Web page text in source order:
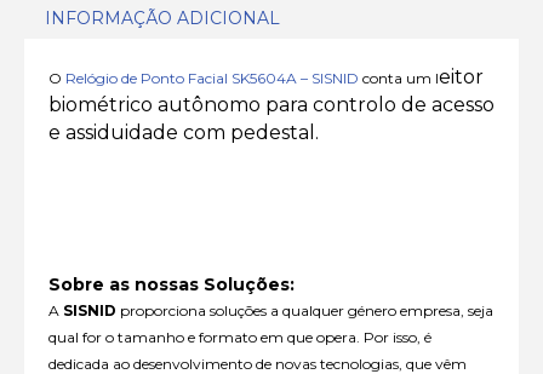
INFORMAÇÃO ADICIONAL
O Relógio de Ponto Facial SK5604A – SISNID conta um leitor
biométrico autônomo para controlo de acesso
e assiduidade com pedestal.
Sobre as nossas Soluções:
A SISNID proporciona soluções a qualquer género empresa, seja
qual for o tamanho e formato em que opera. Por isso, é
dedicada ao desenvolvimento de novas tecnologias, que vêm